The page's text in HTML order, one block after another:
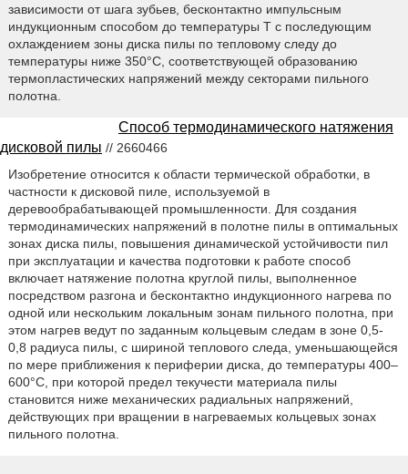
зависимости от шага зубьев, бесконтактно импульсным
индукционным способом до температуры T с последующим
охлаждением зоны диска пилы по тепловому следу до
температуры ниже 350°С, соответствующей образованию
термопластических напряжений между секторами пильного
полотна.
Способ термодинамического натяжения
дисковой пилы // 2660466
Изобретение относится к области термической обработки, в
частности к дисковой пиле, используемой в
деревообрабатывающей промышленности. Для создания
термодинамических напряжений в полотне пилы в оптимальных
зонах диска пилы, повышения динамической устойчивости пил
при эксплуатации и качества подготовки к работе способ
включает натяжение полотна круглой пилы, выполненное
посредством разгона и бесконтактно индукционного нагрева по
одной или нескольким локальным зонам пильного полотна, при
этом нагрев ведут по заданным кольцевым следам в зоне 0,5-
0,8 радиуса пилы, с шириной теплового следа, уменьшающейся
по мере приближения к периферии диска, до температуры 400–
600°С, при которой предел текучести материала пилы
становится ниже механических радиальных напряжений,
действующих при вращении в нагреваемых кольцевых зонах
пильного полотна.